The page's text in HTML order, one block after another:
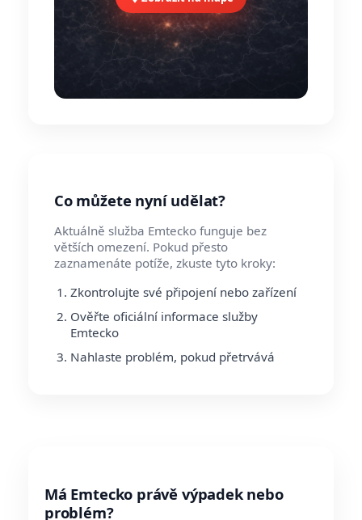
Co můžete nyní udělat?
Aktuálně služba Emtecko funguje bez
větších omezení. Pokud přesto
zaznamenáte potíže, zkuste tyto kroky:
Zkontrolujte své připojení nebo zařízení
Ověřte oficiální informace služby
Emtecko
Nahlaste problém, pokud přetrvává
Má Emtecko právě výpadek nebo
problém?